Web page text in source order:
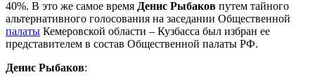
40%. В это же самое время Денис Рыбаков путем тайного
альтернативного голосования на заседании Общественной
палаты Кемеровской области – Кузбасса был избран ее
представителем в состав Общественной палаты РФ.
Денис Рыбаков: